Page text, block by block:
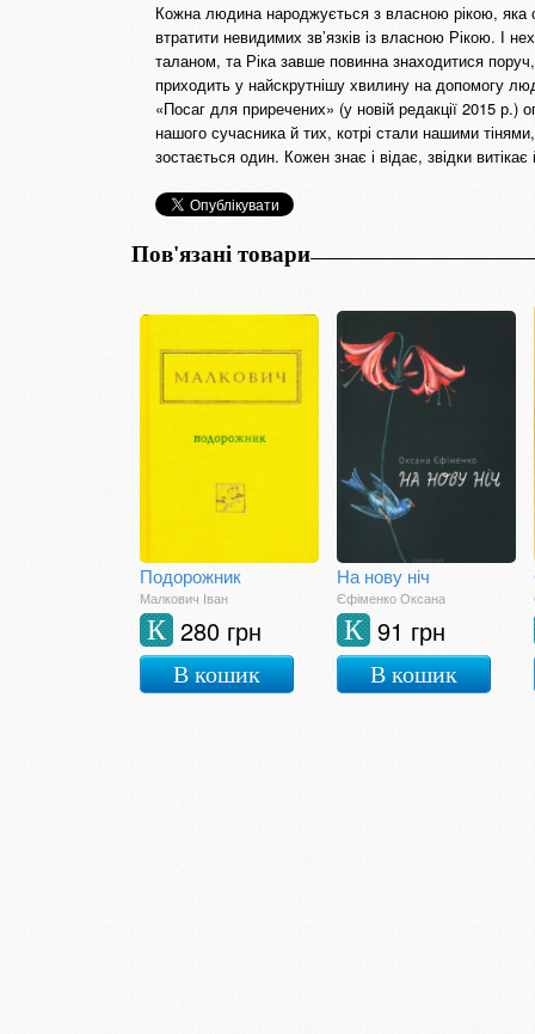
Кожна людина народжується з власною рікою, яка
втратити невидимих зв’язків із власною Рікою. І
таланом, та Ріка завше повинна знаходитися
приходить у найскрутнішу хвилину на допомогу
«Посаг для приречених» (у новій редакції 2015 р.)
нашого сучасника й тих, котрі стали нашими
зостається один. Кожен знає і відає, звідки
Пов'язані товари
Подорожник
Малкович Іван
280 грн
К
В кошик
На нову ніч
Єфіменко Оксана
91 грн
К
В кошик